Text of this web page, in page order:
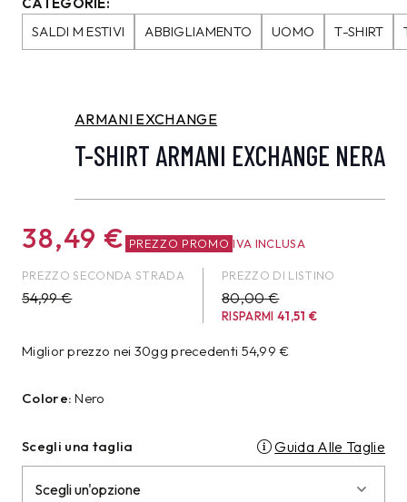
SALDI M ESTIVI
ABBIGLIAMENTO UOMO T-SHIRT
ARMANI EXCHANGE
T-SHIRT ARMANI EXCHANGE NERA
38,49 € PREZZO PROMO IVA INCLUSA
PREZZO SECONDA STRADA
54,99€
PREZZO DI LISTINO
80,00 €
RISPARMI41,51€
Miglior prezzo nei 30gg precedenti 54,99€
Colore: Nero
Scegli una taglia Guida Alle Taglie